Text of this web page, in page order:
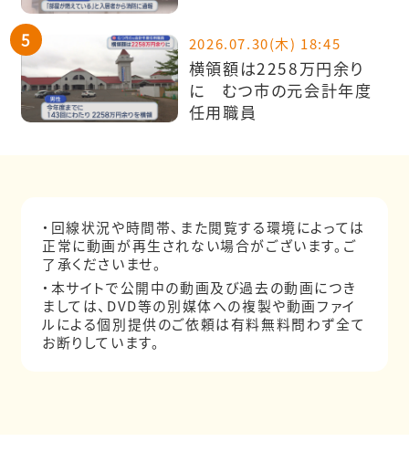
2026.07.30(木) 18:45
横領額は2258万円余り
に むつ市の元会計年度
任用職員
・回線状況や時間帯、また閲覧する環境によっては
正常に動画が再生されない場合がございます。ご
了承くださいませ。
・本サイトで公開中の動画及び過去の動画につき
ましては、DVD等の別媒体への複製や動画ファイ
ルによる個別提供のご依頼は有料無料問わず全て
お断りしています。